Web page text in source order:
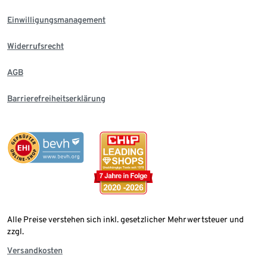
Einwilligungsmanagement
Widerrufsrecht
AGB
Barrierefreiheitserklärung
Alle Preise verstehen sich inkl. gesetzlicher Mehrwertsteuer und
zzgl.
Versandkosten